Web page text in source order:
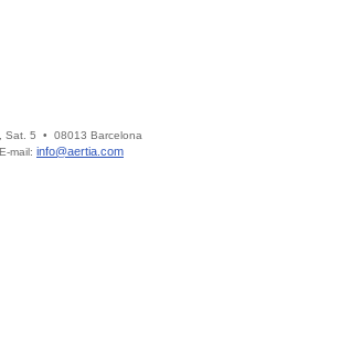
Sat. 5 • 08013 Barcelona
mail: info@aertia.com